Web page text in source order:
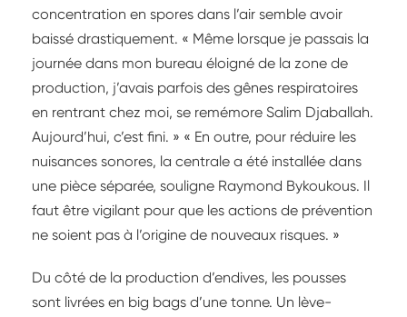
concentration en spores dans l’air semble avoir
baissé drastiquement. « Même lorsque je passais la
journée dans mon bureau éloigné de la zone de
production, j’avais parfois des gênes respiratoires
en rentrant chez moi, se remémore Salim Djaballah.
Aujourd’hui, c’est fini. » « En outre, pour réduire les
nuisances sonores, la centrale a été installée dans
une pièce séparée, souligne Raymond Bykoukous. Il
faut être vigilant pour que les actions de prévention
ne soient pas à l’origine de nouveaux risques. »
Du côté de la production d’endives, les pousses
sont livrées en big bags d’une tonne. Un lève-